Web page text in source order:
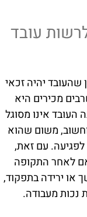
עובד
שהעובד יהיה זכאי
מכירים היא
אינו מסוגל
משום שהוא
עם זאת,
לאחר התקופה
או ירידה בתפקוד,
נכות מעבודה.